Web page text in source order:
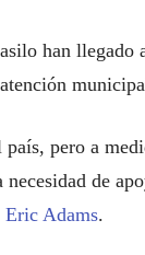
han llegado
pero a
de
Eric Adams.